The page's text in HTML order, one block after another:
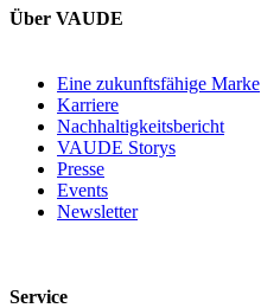
Über VAUDE
Eine zukunftsfähige Marke
Karriere
Nachhaltigkeitsbericht
VAUDE Storys
Presse
Events
Newsletter
Service